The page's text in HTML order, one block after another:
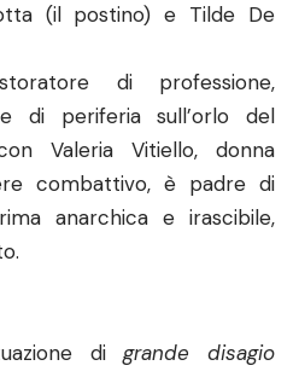
(il postino) e Tilde De
di professione,
di periferia sull’orlo del
Valeria Vitiello, donna
combattivo, è padre di
anarchica e irascibile,
digrande disagio